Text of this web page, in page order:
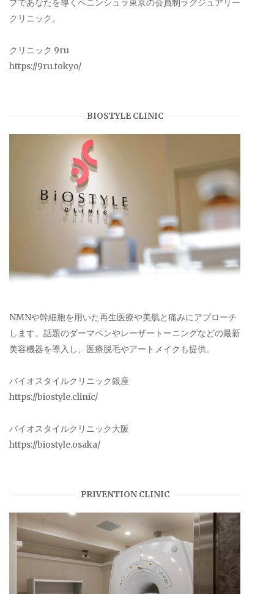
プであなたを導くペニンシュラ東京の会員制ラグジュアリー
クリニック。
クリニック 9ru
https://9ru.tokyo/
BIOSTYLE CLINIC
NMNや幹細胞を用いた再生医療や美肌と痛みにアプローチ
します。話題のダーマペンやレーザートーニングなどの最新
美容機器を導入し、医療脱毛やアートメイクも提供。
バイオスタイルクリニック銀座
https://biostyle.clinic/
バイオスタイルクリニック大阪
https://biostyle.osaka/
PRIVENTION CLINIC